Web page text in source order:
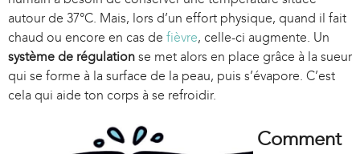
autour de 37°C. Mais, lors d’un effort physique, quand il fait
chaud ou encore en cas de fièvre, celle-ci augmente. Un
système de régulation se met alors en place grâce à la sueur
qui se forme à la surface de la peau, puis s’évapore. C’est
cela qui aide ton corps à se refroidir.
Comment